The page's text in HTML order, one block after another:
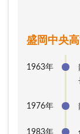
盛岡中央
1963年
1976年
1983年